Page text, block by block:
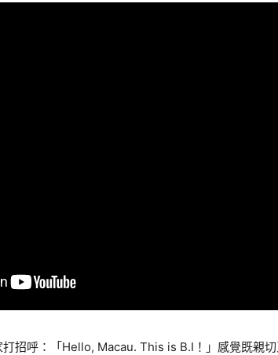
招呼：「Hello, Macau. This is B.I！」感覺既親